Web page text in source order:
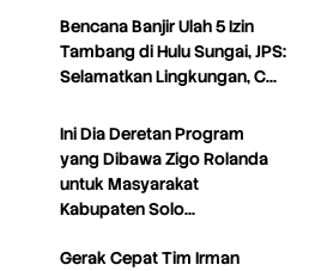
Bencana Banjir Ulah 5 Izin
Tambang di Hulu Sungai, JPS:
Selamatkan Lingkungan, C…
Ini Dia Deretan Program
yang Dibawa Zigo Rolanda
untuk Masyarakat
Kabupaten Solo…
Gerak Cepat Tim Irman